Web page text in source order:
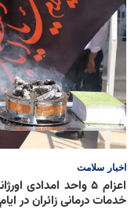
اخبار سلامت
اعزام ۵ واحد
خدمات درمانی زائران در